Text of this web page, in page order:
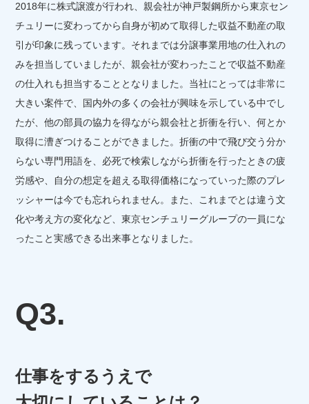
2018年に株式譲渡が行われ、親会社が神戸製鋼所から東京セン
チュリーに変わってから自身が初めて取得した収益不動産の取
引が印象に残っています。それまでは分譲事業用地の仕入れの
みを担当していましたが、親会社が変わったことで収益不動産
の仕入れも担当することとなりました。当社にとっては非常に
大きい案件で、国内外の多くの会社が興味を示している中でし
たが、他の部員の協力を得ながら親会社と折衝を行い、何とか
取得に漕ぎつけることができました。折衝の中で飛び交う分か
らない専門用語を、必死で検索しながら折衝を行ったときの疲
労感や、自分の想定を超える取得価格になっていった際のプレ
ッシャーは今でも忘れられません。また、これまでとは違う文
化や考え方の変化など、東京センチュリーグループの一員にな
ったこと実感できる出来事となりました。
Q3.
仕事をするうえで